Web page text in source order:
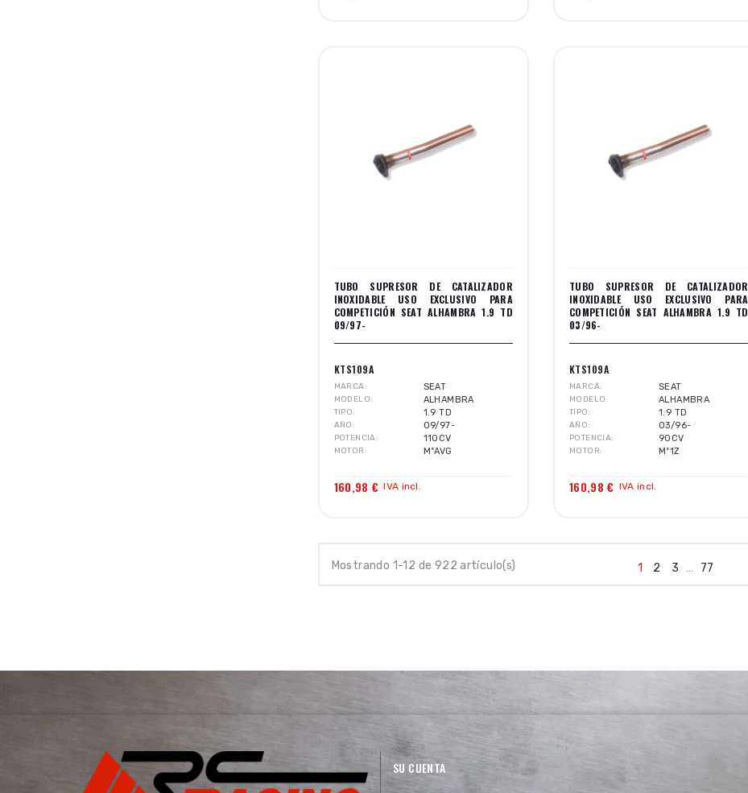
TUBO SUPRESOR DE CATALIZADOR
INOXIDABLE USO EXCLUSIVO PARA
COMPETICIÓN SEAT ALHAMBRA 1.9 TD
09/97-
KTS109A
MARCA SEAT
MODELO ALHAMBRA
TIPO 1.9 TD
AÑO 09/97-
POTENCIA 110CV
MOTOR MºAVG
160,98 € IVA incl.
TUBO SUPRESOR DE CATALIZADOR
INOXIDABLE USO EXCLUSIVO PARA
COMPETICIÓN SEAT ALHAMBRA 1.9 TD
03/96-
KTS109A
MARCA SEAT
MODELO ALHAMBRA
TIPO 1.9 TD
AÑO 03/96-
POTENCIA 90CV
MOTOR Mº1Z
160,98 € IVA incl.
Mostrando 1-12 de 922 artículo(s) 1 2 3 … 77
SU CUENTA